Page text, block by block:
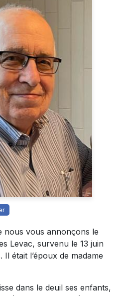
nous vous annonçons le
Levac, survenu le 13 juin
Il était l’époux de madame
dans le deuil ses enfants,